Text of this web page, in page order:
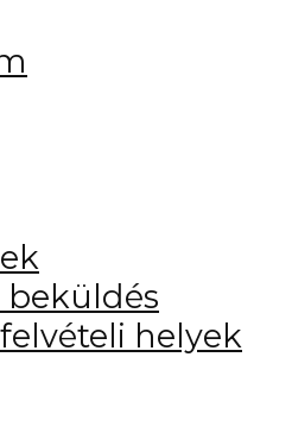
beküldés
helyek